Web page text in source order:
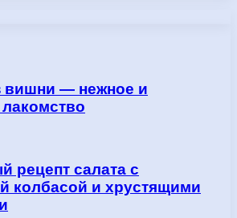
вишни — нежное и
рецепт салата с
колбасой и хрустящими